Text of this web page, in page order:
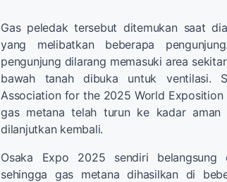
Gas peledak tersebut ditemukan saat
yang melibatkan beberapa
pengunjung dilarang memasuki area
bawah tanah dibuka untuk ventilasi.
Association for the 2025 World
gas metana telah turun ke kadar aman
dilanjutkan kembali.
Osaka Expo 2025 sendiri belangsung
sehingga gas metana dihasilkan di